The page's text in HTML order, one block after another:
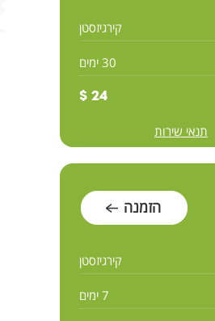
קירגיזסטן
30 ימים
24 $
תנאי שירות
הזמנה
קירגיזסטן
7 ימים